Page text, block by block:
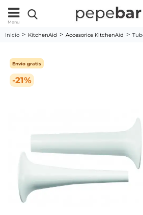
Menu
Inicio KitchenAid Accesorios KitchenAid
-21%
Envío gratis